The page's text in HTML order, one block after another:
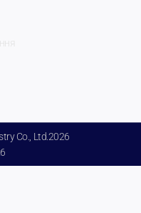
Co., Ltd.2026